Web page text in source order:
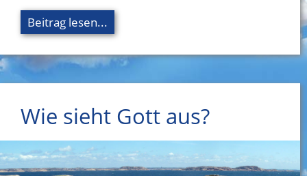
Beitrag lesen...
Wie sieht Gott aus?